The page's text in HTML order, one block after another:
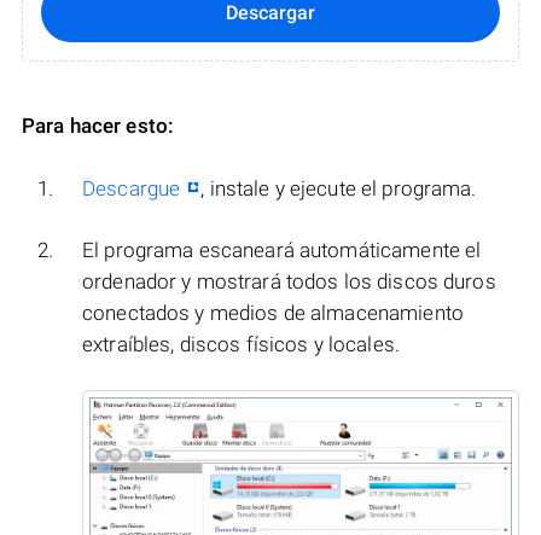
Descargar
Para hacer esto:
Descargue , instale y ejecute el programa.
El programa escaneará automáticamente el
ordenador y mostrará todos los discos duros
conectados y medios de almacenamiento
extraíbles, discos físicos y locales.